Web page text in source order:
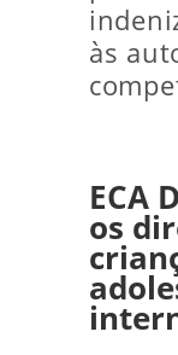
às
ECA
os